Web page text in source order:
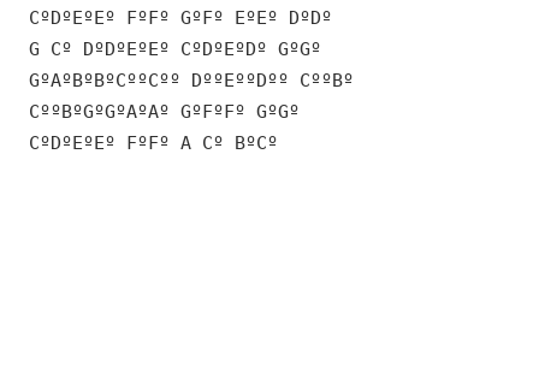
CºDºEºEº FºFº GºFº EºEº DºDº
G Cº DºDºEºEº CºDºEºDº GºGº
GºAºBºBºCººCºº DººEººDºº CººBº
CººBºGºGºAºAº GºFºFº GºGº
CºDºEºEº FºFº A Cº BºCº